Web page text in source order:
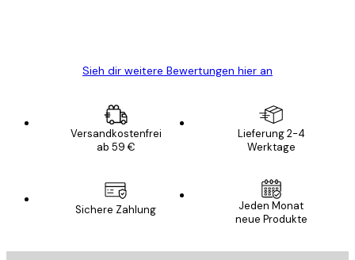
Sieh dir weitere Bewertungen hier an
Versandkostenfrei
ab 59 €
Lieferung 2-4
Werktage
Sichere Zahlung
Jeden Monat
neue Produkte